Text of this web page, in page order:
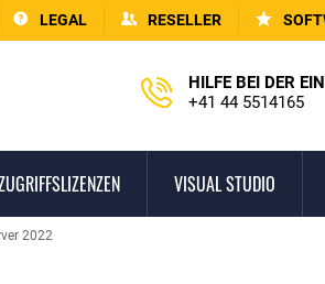
LEGAL RESELLER
HILFE BEI DER
+41 44 5514165
VISUAL STUDIO
2022